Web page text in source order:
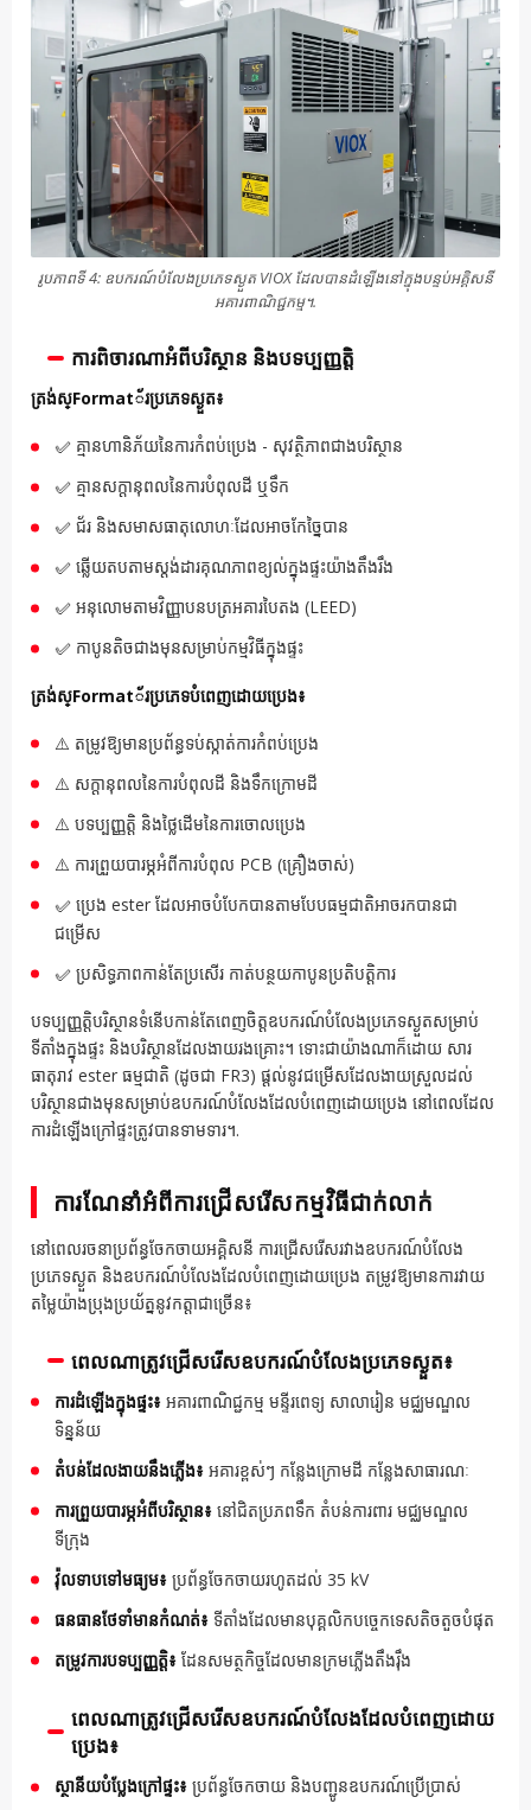
រូបភាពទី 4: ឧបករណ៍បំលែងប្រភេទស្ងួត VIOX ដែលបានដំឡើងនៅក្នុងបន្ទប់អគ្គិសនី
អគារពាណិជ្ជកម្ម។.
ការពិចារណាអំពីបរិស្ថាន និងបទប្បញ្ញត្តិ
ត្រង់ស្Format័រប្រភេទស្ងួត៖
✅ គ្មានហានិភ័យនៃការកំពប់ប្រេង - សុវត្ថិភាពជាងបរិស្ថាន
✅ គ្មានសក្តានុពលនៃការបំពុលដី ឬទឹក
✅ ជ័រ និងសមាសធាតុលោហៈដែលអាចកែច្នៃបាន
✅ ឆ្លើយតបតាមស្តង់ដារគុណភាពខ្យល់ក្នុងផ្ទះយ៉ាងតឹងរឹង
✅ អនុលោមតាមវិញ្ញាបនបត្រអគារបៃតង (LEED)
✅ កាបូនតិចជាងមុនសម្រាប់កម្មវិធីក្នុងផ្ទះ
ត្រង់ស្Format័រប្រភេទបំពេញដោយប្រេង៖
⚠️ តម្រូវឱ្យមានប្រព័ន្ធទប់ស្កាត់ការកំពប់ប្រេង
⚠️ សក្តានុពលនៃការបំពុលដី និងទឹកក្រោមដី
⚠️ បទប្បញ្ញត្តិ និងថ្លៃដើមនៃការចោលប្រេង
⚠️ ការព្រួយបារម្ភអំពីការបំពុល PCB (គ្រឿងចាស់)
✅ ប្រេង ester ដែលអាចបំបែកបានតាមបែបធម្មជាតិអាចរកបានជា
ជម្រើស
✅ ប្រសិទ្ធភាពកាន់តែប្រសើរ កាត់បន្ថយកាបូនប្រតិបត្តិការ
បទប្បញ្ញត្តិបរិស្ថានទំនើបកាន់តែពេញចិត្តឧបករណ៍បំលែងប្រភេទស្ងួតសម្រាប់
ទីតាំងក្នុងផ្ទះ និងបរិស្ថានដែលងាយរងគ្រោះ។ ទោះជាយ៉ាងណាក៏ដោយ សារ
ធាតុរាវ ester ធម្មជាតិ (ដូចជា FR3) ផ្តល់នូវជម្រើសដែលងាយស្រួលដល់
បរិស្ថានជាងមុនសម្រាប់ឧបករណ៍បំលែងដែលបំពេញដោយប្រេង នៅពេលដែល
ការដំឡើងក្រៅផ្ទះត្រូវបានទាមទារ។.
ការណែនាំអំពីការជ្រើសរើសកម្មវិធីជាក់លាក់
នៅពេលរចនាប្រព័ន្ធចែកចាយអគ្គិសនី ការជ្រើសរើសរវាងឧបករណ៍បំលែង
ប្រភេទស្ងួត និងឧបករណ៍បំលែងដែលបំពេញដោយប្រេង តម្រូវឱ្យមានការវាយ
តម្លៃយ៉ាងប្រុងប្រយ័ត្ននូវកត្តាជាច្រើន៖
ពេលណាត្រូវជ្រើសរើសឧបករណ៍បំលែងប្រភេទស្ងួត៖
ការដំឡើងក្នុងផ្ទះ៖ អគារពាណិជ្ជកម្ម មន្ទីរពេទ្យ សាលារៀន មជ្ឈមណ្ឌល
ទិន្នន័យ
តំបន់ដែលងាយនឹងភ្លើង៖ អគារខ្ពស់ៗ កន្លែងក្រោមដី កន្លែងសាធារណៈ
ការព្រួយបារម្ភអំពីបរិស្ថាន៖ នៅជិតប្រភពទឹក តំបន់ការពារ មជ្ឈមណ្ឌល
ទីក្រុង
វ៉ុលទាបទៅមធ្យម៖ ប្រព័ន្ធចែកចាយរហូតដល់ 35 kV
ធនធានថែទាំមានកំណត់៖ ទីតាំងដែលមានបុគ្គលិកបច្ចេកទេសតិចតួចបំផុត
តម្រូវការបទប្បញ្ញត្តិ៖ ដែនសមត្ថកិច្ចដែលមានក្រមភ្លើងតឹងរ៉ឹង
ពេលណាត្រូវជ្រើសរើសឧបករណ៍បំលែងដែលបំពេញដោយ
ប្រេង៖
ស្ថានីយបំប្លែងក្រៅផ្ទះ៖ ប្រព័ន្ធចែកចាយ និងបញ្ជូនឧបករណ៍ប្រើប្រាស់